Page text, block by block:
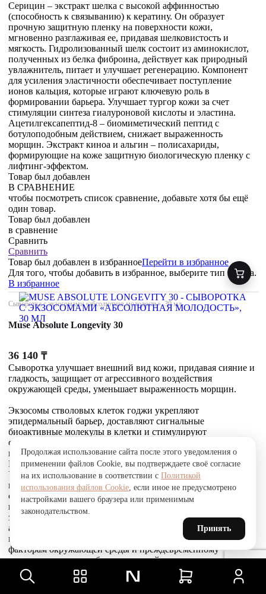
Серицин – экстракт шелка с высокой аффинностью
(способность к связыванию) к кератину. Он образует
прочную защитную пленку на поверхности кожи,
мгновенно разглаживая ее, придавая шелковистость и
мягкость. Гидролизованный шелк состоит из аминокислот,
полученных из белка фиброина, действует как природный
увлажнитель, питает и улучшает регенерацию. Компонент
для усиления эластичности обеспечивает поступление
ионов кальция, которые играют ключевую роль в
формировании барьера. Улучшает тургор кожи за счет
стимуляции синтеза гиалуроновой кислоты и эластина.
Ацетилгексапептид-8 – биомиметический пептид с
ботулоподобным действием, снижает выраженность
морщин. Экстракт киноа и альгин – полисахариды,
формирующие на коже защитную биологическую пленку с
лифтинг-эффектом.
Товар был добавлен
В СРАВНЕНИЕ
чтобы посмотреть список сравнение, добавьте хотя бы ещё
один товар.
Товар был добавлен
в сравнение
Сравнить
Сравнить
Товар был добавлен в избранноеПерейти в избранное
Для того, чтобы добавить в избранное, выберите тип товара.
В избранное
Сыворотка с экзосомами «абсолютная молодость», 30 мл
Muse Absolute Longevity 30
36 140 ₸
Сыворотка улучшает внешний вид кожи, придавая сияние и
гладкость, защищает от агрессивного воздействия
окружающей среды, уменьшает выраженность морщин.
Экзосомы стволовых клеток годжи укрепляют
эпидермальный барьер, доставляют сигнальные
биоактивные молекулы в клетки и стимулируют
собственное выделение экзосом кожей. Это усиливает
выработку коллагена, эластина и гликозаминогликанов.
Комплекс Telosense Active продлевает жизнь клеток.
Укрепляющий пептид восстанавливает и усиливает связи
между фибробластами и внеклеточным матриксом,
стимулирует выработку коллагена I и VI типов, обеспечивая
прочное соединение эпидермиса и дермы, что приводит к
заметному сокращению морщин. Стволовые клетки
альпийской розы защищают, поддерживают и
восстанавливают устойчивость кожи к агрессивным
факторам окружающей среды и преждевременному
старению, улучшают барьерные свойства.
Товар был добавлен
В СРАВНЕНИЕ
Продолжая использование сайта после этого уведомления о
применении файлов Cookie, вы подтверждаете своё согласие
на их использование в соответствии с Политикой
использования файлов Cookie, если иное не предусмотрено
настройками вашего браузера или применимым
законодательством.
Принять